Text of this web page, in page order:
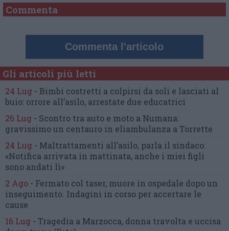
Commenta
Commenta l'articolo
Gli articoli più letti
24 Lug - Bimbi costretti a colpirsi da soli e lasciati al
buio: orrore all’asilo, arrestate due educatrici
26 Lug - Scontro tra auto e moto a Numana:
gravissimo un centauro in eliambulanza a Torrette
24 Lug - Maltrattamenti all’asilo, parla il sindaco:
«Notifica arrivata in mattinata, anche i miei figli
sono andati lì»
2 Ago - Fermato col taser, muore in ospedale dopo un
inseguimento. Indagini in corso per accertare le
cause
16 Lug - Tragedia a Marzocca, donna travolta e uccisa